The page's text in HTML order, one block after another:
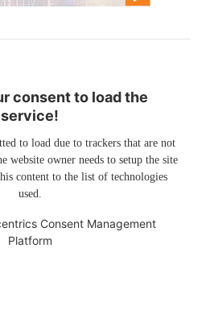
consent to load the
service!
to load due to trackers that are not
website owner needs to setup the site
content to the list of technologies
used.
Consent Management
Platform